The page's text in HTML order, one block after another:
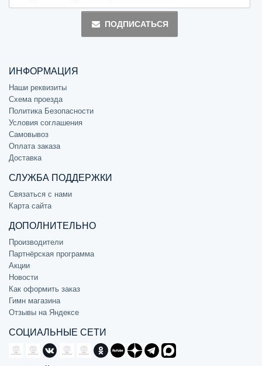
ПОДПИСАТЬСЯ
ИНФОРМАЦИЯ
Наши реквизиты
Схема проезда
Политика Безопасности
Условия соглашения
Самовывоз
Оплата заказа
Доставка
СЛУЖБА ПОДДЕРЖКИ
Связаться с нами
Карта сайта
ДОПОЛНИТЕЛЬНО
Производители
Партнёрская программа
Акции
Новости
Как оформить заказ
Гимн магазина
Отзывы на Яндексе
СОЦИАЛЬНЫЕ СЕТИ